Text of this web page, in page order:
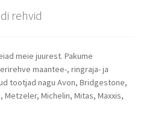
rehvid
meie juurest. Pakume
maantee-, ringraja- ja
tootjad nagu Avon, Bridgestone,
Metzeler, Michelin, Mitas, Maxxis,